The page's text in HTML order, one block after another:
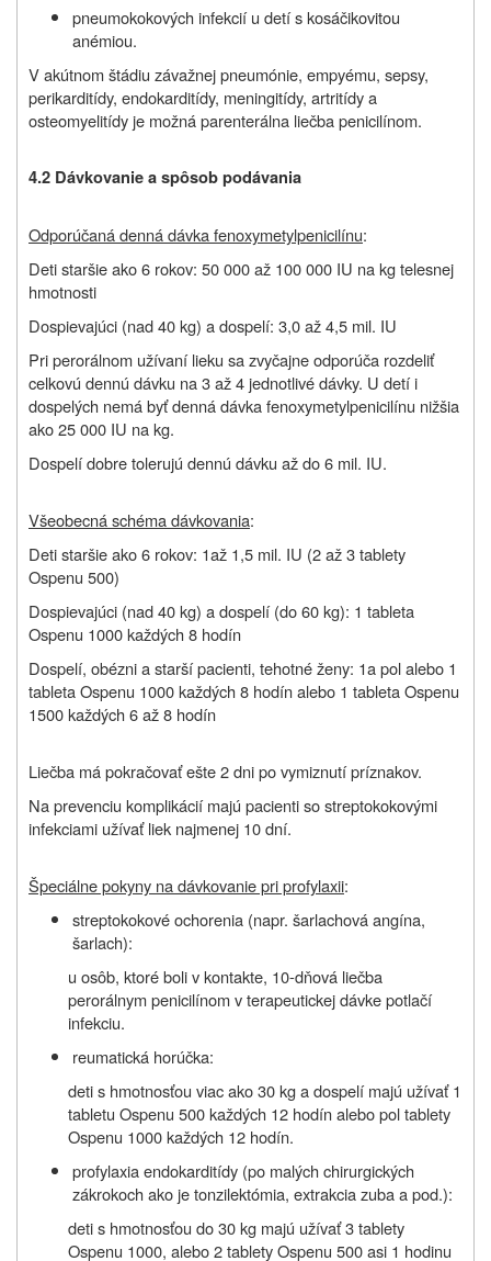
pneumokokových infekcií u detí s kosáčikovitou
anémiou.
V akútnom štádiu závažnej pneumónie, empyému, sepsy,
perikarditídy, endokarditídy, meningitídy, artritídy a
osteomyelitídy je možná parenterálna liečba penicilínom.
4.2 Dávkovanie a spôsob podávania
Odporúčaná denná dávka fenoxymetylpenicilínu:
Deti staršie ako 6 rokov: 50 000 až 100 000 IU na kg telesnej
hmotnosti
Dospievajúci (nad 40 kg) a dospelí: 3,0 až 4,5 mil. IU
Pri perorálnom užívaní lieku sa zvyčajne odporúča rozdeliť
celkovú dennú dávku na 3 až 4 jednotlivé dávky. U detí i
dospelých nemá byť denná dávka fenoxymetylpenicilínu nižšia
ako 25 000 IU na kg.
Dospelí dobre tolerujú dennú dávku až do 6 mil. IU.
Všeobecná schéma dávkovania:
Deti staršie ako 6 rokov: 1až 1,5 mil. IU (2 až 3 tablety
Ospenu 500)
Dospievajúci (nad 40 kg) a dospelí (do 60 kg): 1 tableta
Ospenu 1000 každých 8 hodín
Dospelí, obézni a starší pacienti, tehotné ženy: 1a pol alebo 1
tableta Ospenu 1000 každých 8 hodín alebo 1 tableta Ospenu
1500 každých 6 až 8 hodín
Liečba má pokračovať ešte 2 dni po vymiznutí príznakov.
Na prevenciu komplikácií majú pacienti so streptokokovými
infekciami užívať liek najmenej 10 dní.
Špeciálne pokyny na dávkovanie pri profylaxii:
streptokokové ochorenia (napr. šarlachová angína,
šarlach):
u osôb, ktoré boli v kontakte, 10-dňová liečba
perorálnym penicilínom v terapeutickej dávke potlačí
infekciu.
reumatická horúčka:
deti s hmotnosťou viac ako 30 kg a dospelí majú užívať 1
tabletu Ospenu 500 každých 12 hodín alebo pol tablety
Ospenu 1000 každých 12 hodín.
profylaxia endokarditídy (po malých chirurgických
zákrokoch ako je tonzilektómia, extrakcia zuba a pod.):
deti s hmotnosťou do 30 kg majú užívať 3 tablety
Ospenu 1000, alebo 2 tablety Ospenu 500 asi 1 hodinu